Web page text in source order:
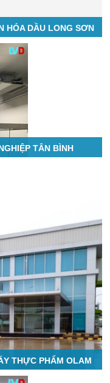
HÓA DẦU LONG SƠN
TÂN BÌNH
THỰC PHẨM OLAM